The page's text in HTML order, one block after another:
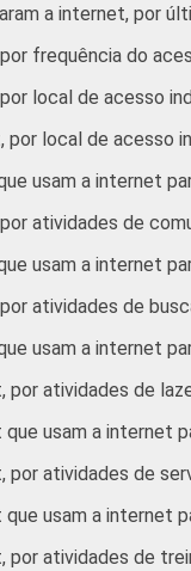
31
31
30
5
10
17
a internet, por
frequência do
local de acesso
local de acesso
usam a internet
atividades de
usam a internet
atividades de
usam a internet
atividades de
usam a internet
atividades de
usam a internet
por atividades de